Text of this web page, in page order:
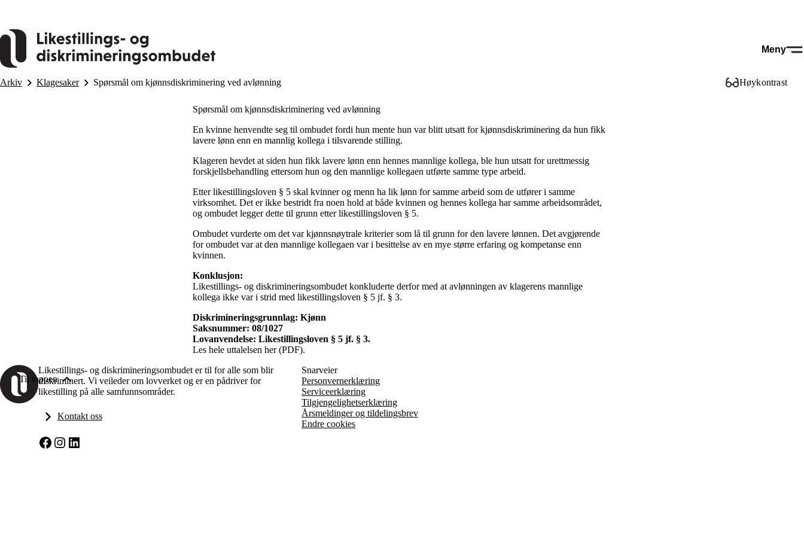
Meny
Arkiv Klagesaker Spørsmål om kjønnsdiskriminering ved avlønning Høykontrast
Spørsmål om kjønnsdiskriminering ved avlønning
En kvinne henvendte seg til ombudet fordi hun mente hun var blitt utsatt for kjønnsdiskriminering da hun fikk
lavere lønn enn en mannlig kollega i tilsvarende stilling.
Klageren hevdet at siden hun fikk lavere lønn enn hennes mannlige kollega, ble hun utsatt for urettmessig
forskjellsbehandling ettersom hun og den mannlige kollegaen utførte samme type arbeid.
Etter likestillingsloven § 5 skal kvinner og menn ha lik lønn for samme arbeid som de utfører i samme
virksomhet. Det er ikke bestridt fra noen hold at både kvinnen og hennes kollega har samme arbeidsområdet,
og ombudet legger dette til grunn etter likestillingsloven § 5.
Ombudet vurderte om det var kjønnsnøytrale kriterier som lå til grunn for den lavere lønnen. Det avgjørende
for ombudet var at den mannlige kollegaen var i besittelse av en mye større erfaring og kompetanse enn
kvinnen.
Konklusjon:
Likestillings- og diskrimineringsombudet konkluderte derfor med at avlønningen av klagerens mannlige
kollega ikke var i strid med likestillingsloven § 5 jf. § 3.
Diskrimineringsgrunnlag: Kjønn
Saksnummer: 08/1027
Lovanvendelse: Likestillingsloven § 5 jf. § 3.
Les hele uttalelsen her (PDF).
Til toppen
Likestillings- og diskrimineringsombudet er til for alle som blir
diskriminert. Vi veileder om lovverket og er en pådriver for
likestilling på alle samfunnsområder.
Kontakt oss
Facebook
Instagram
LinkedIn
Snarveier
Personvernerklæring
Serviceerklæring
Tilgjengelighetserklæring
Årsmeldinger og tildelingsbrev
Endre cookies